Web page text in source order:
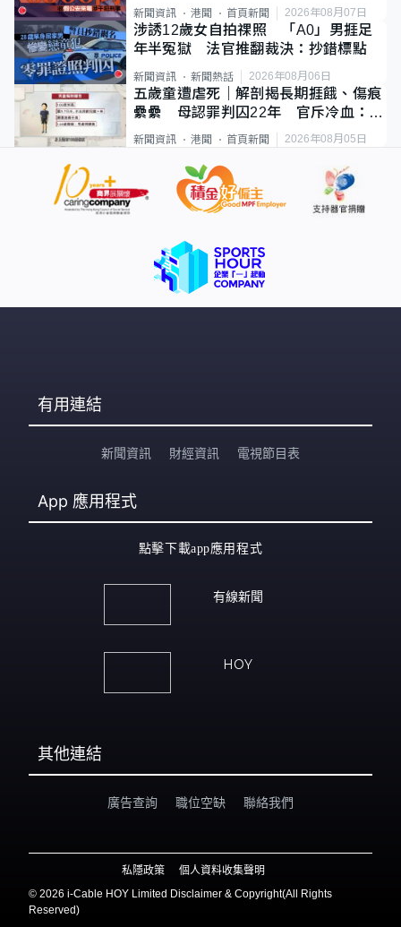
新聞資訊 港聞 首頁新聞 2026年08月07日
涉誘12歲女自拍祼照 「A0」男捱足
年半冤獄 法官推翻裁決：抄錯標點
新聞資訊 新聞熱話 2026年08月06日
五歲童遭虐死｜解剖揭長期捱餓、傷痕
纍纍 母認罪判囚22年 官斥冷血：同
類案最惡劣
新聞資訊 港聞 首頁新聞 2026年08月05日
有用連結
新聞資訊 財經資訊 電視節目表
App 應用程式
點擊下載app應用程式
有線新聞
HOY
其他連結
廣告查詢 職位空缺 聯絡我們
私隱政策
個人資料收集聲明
© 2026 i-Cable HOY Limited Disclaimer & Copyright(All Rights
Reserved)